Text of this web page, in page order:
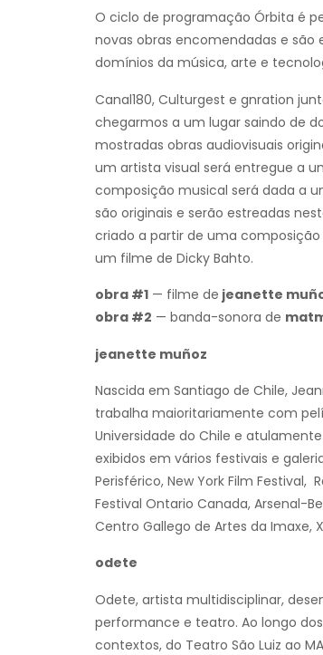
O ciclo de programação Órbita é
novas obras encomendadas e
domínios da música, arte e
Canal180, Culturgest e gnration
chegarmos a um lugar saindo de
mostradas obras audiovisuais
um artista visual será entregue a
composição musical será dada a
são originais e serão estreadas
criado a partir de uma
um filme de Dicky Bahto.
obra #1 — filme de jeanette
obra #2 — banda-sonora de
jeanette muñoz
Nascida em Santiago de Chile,
trabalha maioritariamente com
Universidade do Chile e
exibidos em vários festivais e
Perisférico, New York Film Festival,
Festival Ontario Canada, Arsenal-
Centro Gallego de Artes da Imaxe,
odete
Odete, artista multidisciplinar,
performance e teatro. Ao longo
contextos, do Teatro São Luiz ao